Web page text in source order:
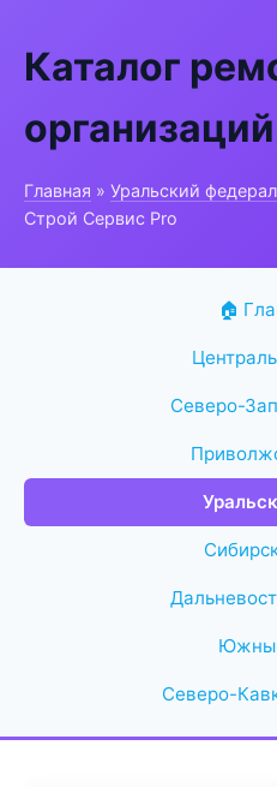
Каталог
организаций
Главная » Уральский
Строй Сервис Pro
🏠
Северо-
Северо-